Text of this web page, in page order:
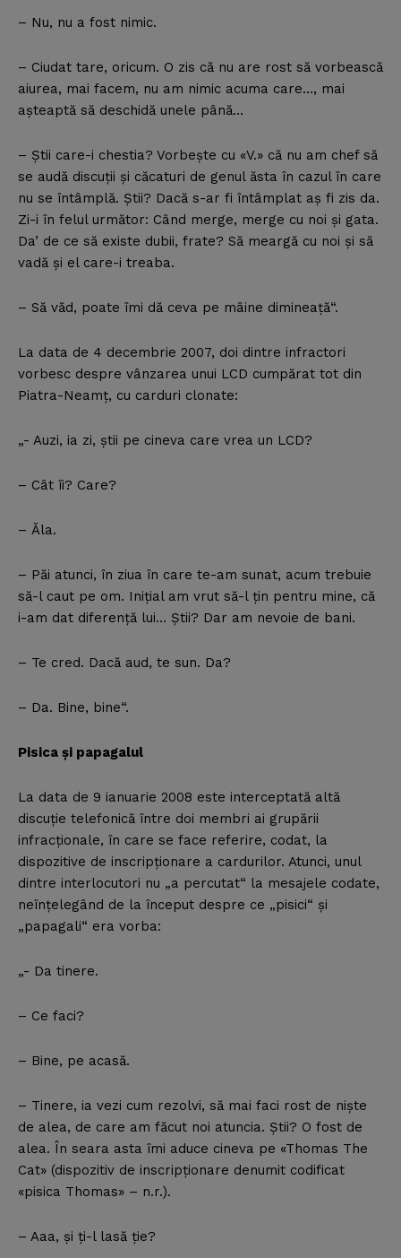
– Nu, nu a fost nimic.
– Ciudat tare, oricum. O zis că nu are rost să vorbească
aiurea, mai facem, nu am nimic acuma care…, mai
aşteaptă să deschidă unele până…
– Ştii care-i chestia? Vorbeşte cu «V.» că nu am chef să
se audă discuţii şi căcaturi de genul ăsta în cazul în care
nu se întâmplă. Ştii? Dacă s-ar fi întâmplat aş fi zis da.
Zi-i în felul următor: Când merge, merge cu noi şi gata.
Da’ de ce să existe dubii, frate? Să meargă cu noi şi să
vadă şi el care-i treaba.
– Să văd, poate îmi dă ceva pe mâine dimineaţă“.
La data de 4 decembrie 2007, doi dintre infractori
vorbesc despre vânzarea unui LCD cumpărat tot din
Piatra-Neamţ, cu carduri clonate:
„- Auzi, ia zi, ştii pe cineva care vrea un LCD?
– Cât îi? Care?
– Ăla.
– Păi atunci, în ziua în care te-am sunat, acum trebuie
să-l caut pe om. Iniţial am vrut să-l ţin pentru mine, că
i-am dat diferenţă lui… Ştii? Dar am nevoie de bani.
– Te cred. Dacă aud, te sun. Da?
– Da. Bine, bine“.
Pisica şi papagalul
La data de 9 ianuarie 2008 este interceptată altă
discuţie telefonică între doi membri ai grupării
infracţionale, în care se face referire, codat, la
dispozitive de inscripţionare a cardurilor. Atunci, unul
dintre interlocutori nu „a percutat“ la mesajele codate,
neînţelegând de la început despre ce „pisici“ şi
„papagali“ era vorba:
„- Da tinere.
– Ce faci?
– Bine, pe acasă.
– Tinere, ia vezi cum rezolvi, să mai faci rost de nişte
de alea, de care am făcut noi atuncia. Ştii? O fost de
alea. În seara asta îmi aduce cineva pe «Thomas The
Cat» (dispozitiv de inscripţionare denumit codificat
«pisica Thomas» – n.r.).
– Aaa, şi ţi-l lasă ţie?